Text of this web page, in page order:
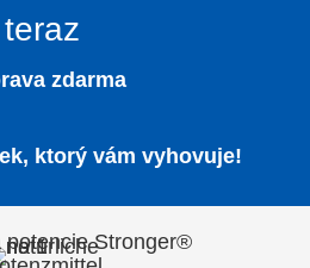
teraz
zdarma
ktorý vám vyhovuje!